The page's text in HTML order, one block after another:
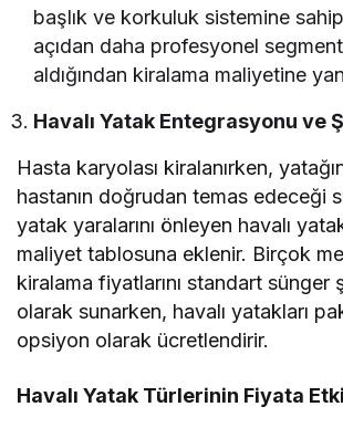
başlık ve korkuluk sistemine
açıdan daha profesyonel
aldığından kiralama maliyetine
Havalı Yatak Entegrasyonu ve
Hasta karyolası kiralanırken,
hastanın doğrudan temas edeceği
yatak yaralarını önleyen havalı
maliyet tablosuna eklenir. Birçok
kiralama fiyatlarını standart sünger
olarak sunarken, havalı yatakları
opsiyon olarak ücretlendirir.
Havalı Yatak Türlerinin Fiyata